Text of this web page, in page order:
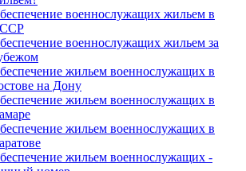
военнослужащих жильем в
военнослужащих жильем за
жильем военнослужащих в
на Дону
жильем военнослужащих в
жильем военнослужащих в
жильем военнослужащих -